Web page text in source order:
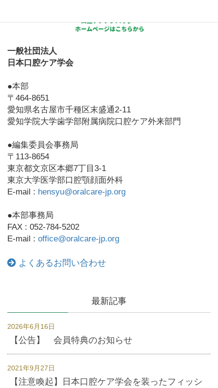
一般社団法人
日本口腔ケア学会
●本部
〒464-8651
愛知県名古屋市千種区末盛通2-11
愛知学院大学歯学部附属病院口腔ケア外来部門
●編集委員会事務局
〒113-8654
東京都文京区本郷7丁目3-1
東京大学医学部口腔顎顔面外科
E-mail : hensyu@oralcare-jp.org
●本部事務局
FAX : 052-784-5202
E-mail : office@oralcare-jp.org
よくあるお問い合わせ
最新記事
2026年6月16日
【公告】 会員特典のお知らせ
2021年9月27日
【注意喚起】日本口腔ケア学会を装ったフィッシ